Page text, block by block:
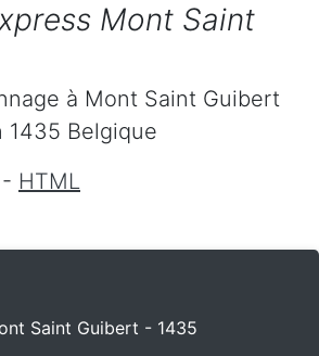
Mont Saint
à Mont Saint Guibert
1435 Belgique
- HTML
Saint Guibert - 1435